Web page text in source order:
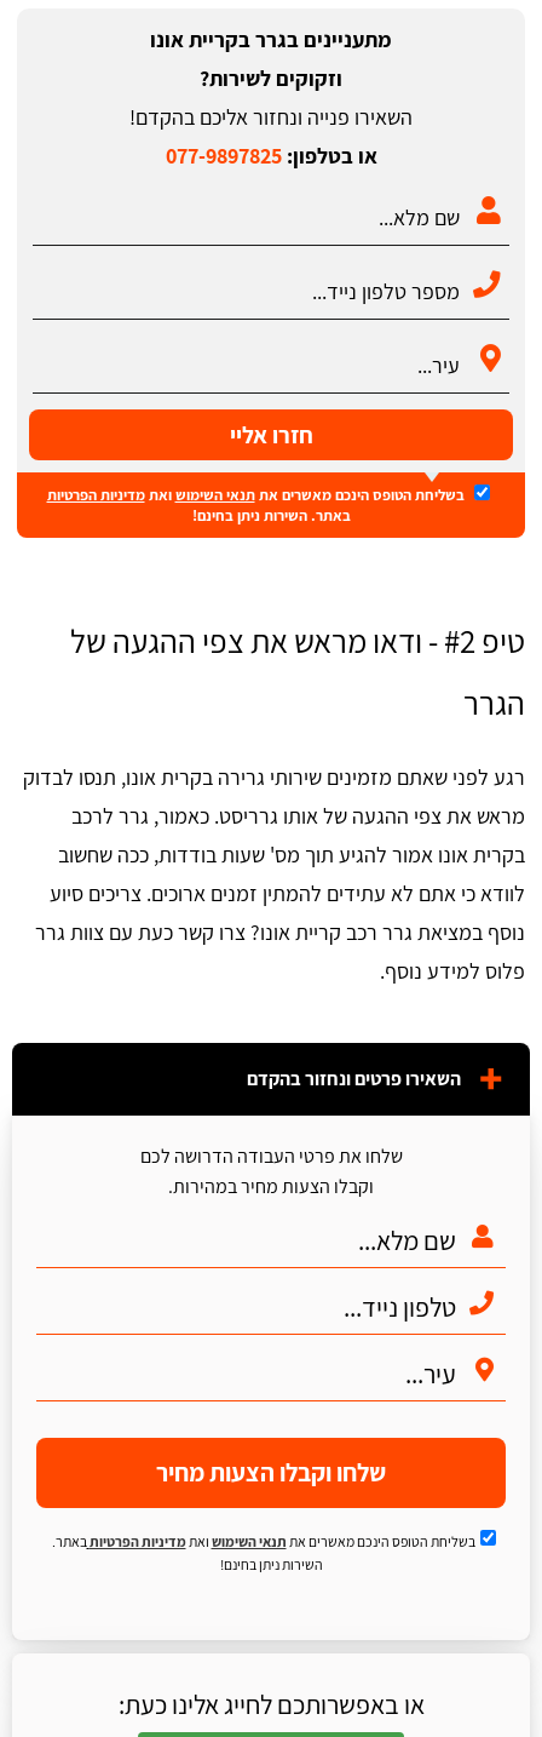
מתעניינים בגרר בקריית אונו
וזקוקים לשירות?
השאירו פנייה ונחזור אליכם בהקדם!
או בטלפון:077-9897825
חזרו אליי
בשליחת הטופס הינכם מאשרים אתתנאי השימושואתמדיניות הפרטיות
באתר. השירות ניתן בחינם!
טיפ #2 - ודאו מראש את צפי ההגעה של
הגרר
רגע לפני שאתם מזמינים שירותי גרירה בקרית אונו, תנסו לבדוק
מראש את צפי ההגעה של אותו גרריסט. כאמור, גרר לרכב
בקרית אונו אמור להגיע תוך מס' שעות בודדות, ככה שחשוב
לוודא כי אתם לא עתידים להמתין זמנים ארוכים. צריכים סיוע
נוסף במציאת גרר רכב קריית אונו? צרו קשר כעת עם צוות גרר
פלוס למידע נוסף.
השאירו פרטים ונחזור בהקדם
שלחו את פרטי העבודה הדרושה לכם
וקבלו הצעות מחיר במהירות.
שלחו וקבלו הצעות מחיר
בשליחת הטופס הינכם מאשרים את תנאי השימוש ואתמדיניות הפרטיות באתר.
השירות ניתן בחינם!
או באפשרותכם לחייג אלינו כעת: